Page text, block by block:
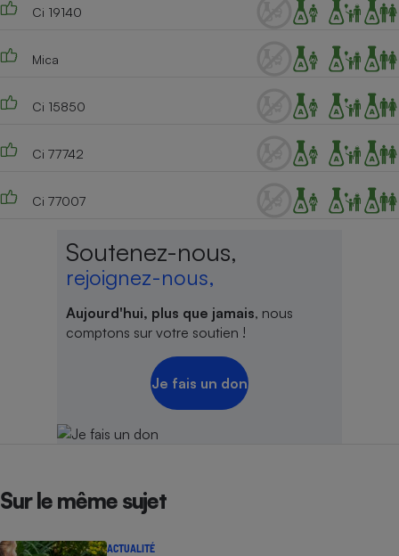
Ci 19140
Mica
Ci 15850
Ci 77742
Ci 77007
Soutenez-nous,
rejoignez-nous,
Aujourd'hui, plus que jamais, nous
comptons sur votre soutien !
Je fais un don
Sur le même sujet
ACTUALITÉ